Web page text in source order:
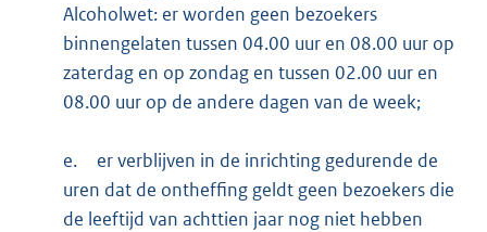
Alcoholwet: er worden geen bezoekers
binnengelaten tussen 04.00 uur en 08.00 uur op
zaterdag en op zondag en tussen 02.00 uur en
08.00 uur op de andere dagen van de week;
e.
er verblijven in de inrichting gedurende de
uren dat de ontheffing geldt geen bezoekers die
de leeftijd van achttien jaar nog niet hebben